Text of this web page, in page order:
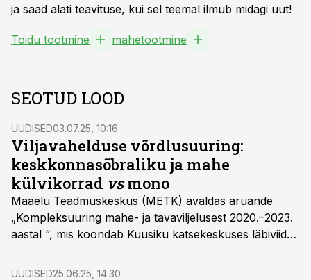
ja saad alati teavituse, kui sel teemal ilmub midagi uut!
Toidu tootmine mahetootmine
SEOTUD LOOD
UUDISED03.07.25, 10:16
Viljavahelduse võrdlusuuring:
keskkonnasõbraliku ja mahe
külvikorrad vsmono
Maaelu Teadmuskeskus (METK) avaldas aruande
„Kompleksuuring mahe- ja tavaviljelusest 2020.–2023.
aastal “, mis koondab Kuusiku katsekeskuses läbiviidud
nelja-aastase uuringu tulemused. Uuringu järeldusi
tutvustatakse katsekeskuses 8. juulil.
UUDISED25.06.25, 14:30